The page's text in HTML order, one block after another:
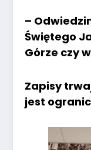
–
Świętego
Górze czy
Zapisy
jest